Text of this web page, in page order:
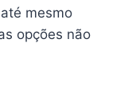
mesmo
opções não